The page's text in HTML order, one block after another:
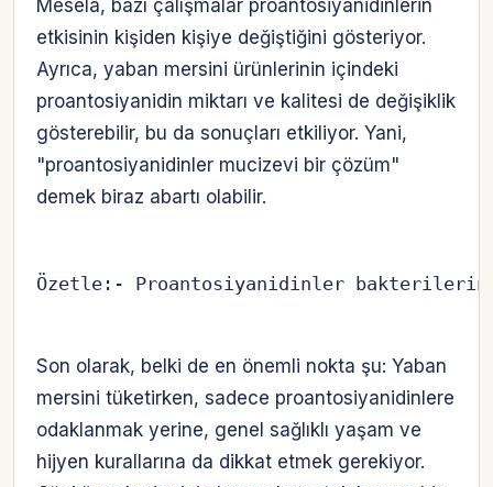
Mesela, bazı çalışmalar proantosiyanidinlerin
etkisinin kişiden kişiye değiştiğini gösteriyor.
Ayrıca, yaban mersini ürünlerinin içindeki
proantosiyanidin miktarı ve kalitesi de değişiklik
gösterebilir, bu da sonuçları etkiliyor. Yani,
"proantosiyanidinler mucizevi bir çözüm"
demek biraz abartı olabilir.
Özetle:- Proantosiyanidinler
Son olarak, belki de en önemli nokta şu: Yaban
mersini tüketirken, sadece proantosiyanidinlere
odaklanmak yerine, genel sağlıklı yaşam ve
hijyen kurallarına da dikkat etmek gerekiyor.